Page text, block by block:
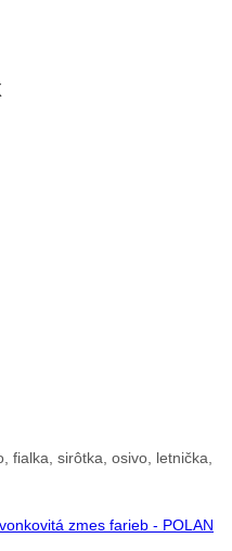
fialka, sirôtka, osivo, letnička,